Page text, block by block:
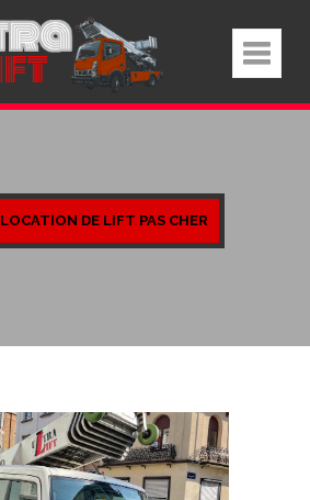
LOCATION DE LIFT PAS CHER